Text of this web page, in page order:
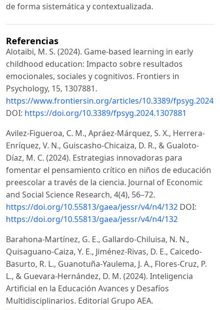
de forma sistemática y contextualizada.
Referencias
Alotaibi, M. S. (2024). Game-based learning in early
childhood education: Impacto sobre resultados
emocionales, sociales y cognitivos. Frontiers in
Psychology, 15, 1307881.
https://www.frontiersin.org/articles/10.3389/
DOI: https://doi.org/10.3389/fpsyg.2024.1307881
Avilez-Figueroa, C. M., Apráez-Márquez, S. X., Herrera-
Enríquez, V. N., Guiscasho-Chicaiza, D. R., & Gualoto-
Díaz, M. C. (2024). Estrategias innovadoras para
fomentar el pensamiento crítico en niños de educación
preescolar a través de la ciencia. Journal of Economic
and Social Science Research, 4(4), 56–72.
https://doi.org/10.55813/gaea/jessr/v4/n4/132 DOI:
https://doi.org/10.55813/gaea/jessr/v4/n4/132
Barahona-Martínez, G. E., Gallardo-Chiluisa, N. N.,
Quisaguano-Caiza, Y. E., Jiménez-Rivas, D. E., Caicedo-
Basurto, R. L., Guanotuña-Yaulema, J. A., Flores-Cruz, P.
L., & Guevara-Hernández, D. M. (2024). Inteligencia
Artificial en la Educación Avances y Desafíos
Multidisciplinarios. Editorial Grupo AEA.